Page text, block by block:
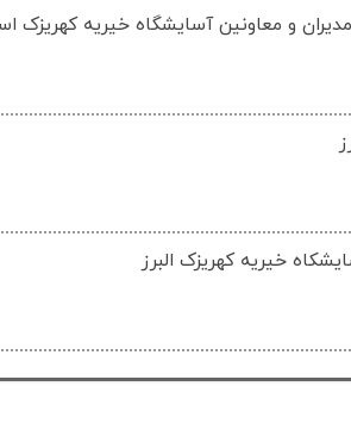
و معاونین آسایشگاه خیریه کهریزک
خیریه کهریزک البرز